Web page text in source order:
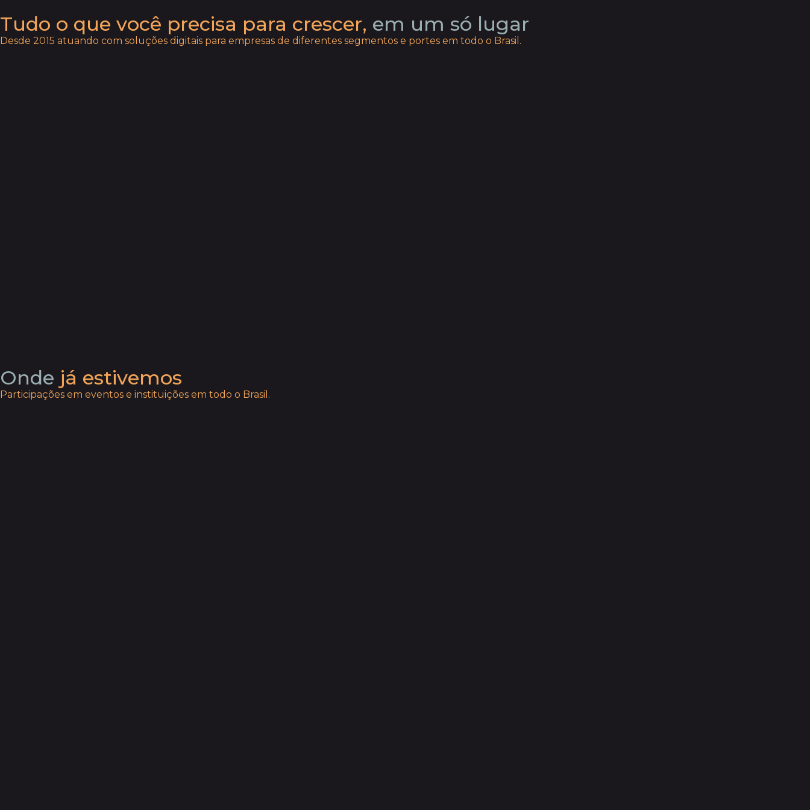
Tudo o que você precisa para crescer, em um só lugar
Desde 2015 atuando com soluções digitais para empresas de diferentes segmentos e portes em todo o Brasil.
Onde já estivemos
Participações em eventos e instituições em todo o Brasil.